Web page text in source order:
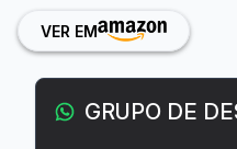
VER EM
GRUPO DE